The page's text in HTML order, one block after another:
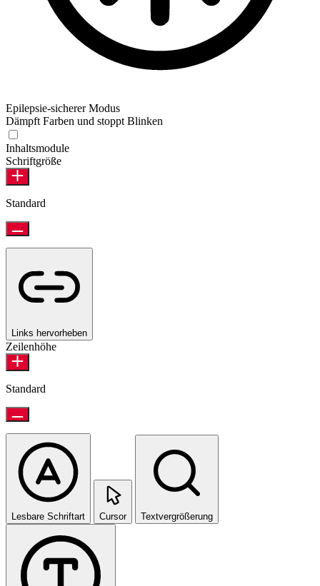
Epilepsie-sicherer Modus
Dämpft Farben und stoppt Blinken
Inhaltsmodule
Schriftgröße
Standard
Links hervorheben
Zeilenhöhe
Standard
Lesbare Schriftart Cursor Textvergrößerung